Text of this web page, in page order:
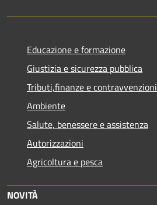
Educazione e formazione
Giustizia e sicurezza pubblica
Tributi,finanze e contravvenzioni
Ambiente
Salute, benessere e assistenza
Autorizzazioni
Agricoltura e pesca
NOVITÀ